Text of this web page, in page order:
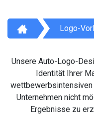
Logo-
Unsere Auto-Logo-
Identität Ihrer
wettbewerbsintensiven
Unternehmen nicht
Ergebnisse zu